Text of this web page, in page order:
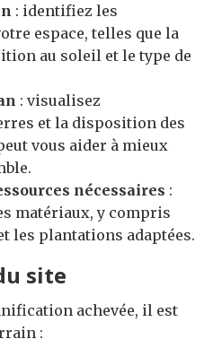
: identifiez les
espace, telles que la
au soleil et le type de
: visualisez
et la disposition des
vous aider à mieux
nécessaires :
matériaux, y compris
les plantations adaptées.
site
achevée, il est
: